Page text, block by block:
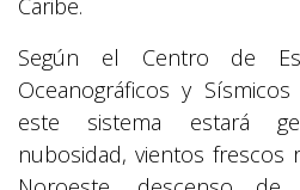
Caribe.
Según el Centro de
Oceanográficos y
este sistema estará
nubosidad, vientos frescos